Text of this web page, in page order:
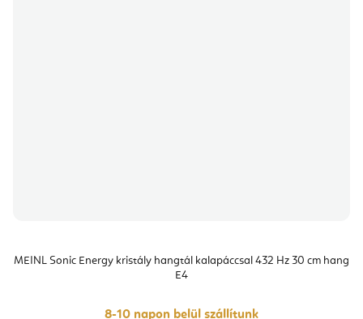
MEINL Sonic Energy kristály hangtál kalapáccsal 432 Hz 30 cm hang
E4
8-10 napon belül szállítunk